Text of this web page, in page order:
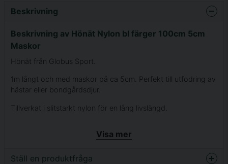
Beskrivning
Beskrivning av Hönät Nylon bl färger 100cm 5cm
Maskor
Hönät från Globus Sport.
1m långt och med maskor på ca 5cm. Perfekt till utfodring av
hästar eller bondgårdsdjur.
Tillverkat i slitstarkt nylon för en lång livslängd.
Visa mer
Ställ en produktfråga